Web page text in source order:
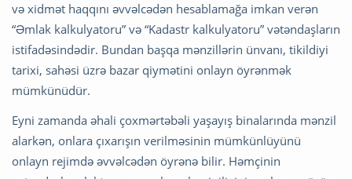
və xidmət haqqını əvvəlcədən hesablamağa imkan verən
“Əmlak kalkulyatoru” və “Kadastr kalkulyatoru” vətəndaşların
istifadəsindədir. Bundan başqa mənzillərin ünvanı, tikildiyi
tarixi, sahəsi üzrə bazar qiymətini onlayn öyrənmək
mümkünüdür.
Eyni zamanda əhali çoxmərtəbəli yaşayış binalarında mənzil
alarkən, onlara çıxarışın verilməsinin mümkünlüyünü
onlayn rejimdə əvvəlcədən öyrənə bilir. Həmçinin